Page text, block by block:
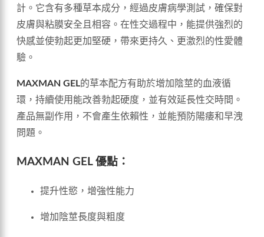
計。它含有多種草本成分，經過皮膚病學測試，確保對
皮膚與粘膜安全且相容。在性交過程中，能提供強烈的
快感並使勃起更加堅硬，帶來更持久、更激烈的性愛體
驗。
MAXMAN GEL的草本配方有助於增加陰莖的血液循
環，持續使用能改善勃起硬度，並有效延長性交時間。
產品無副作用，不會產生依賴性，並能預防陽痿和早洩
問題。
MAXMAN GEL 優點：
提升性慾，增強性能力
增加陰莖長度與粗度